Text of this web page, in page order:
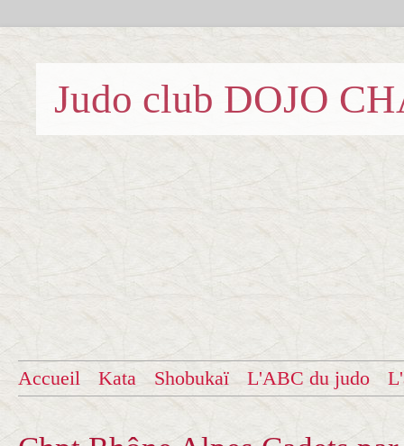
Judo club DOJO
Accueil Kata Shobukaï L'ABC du judo